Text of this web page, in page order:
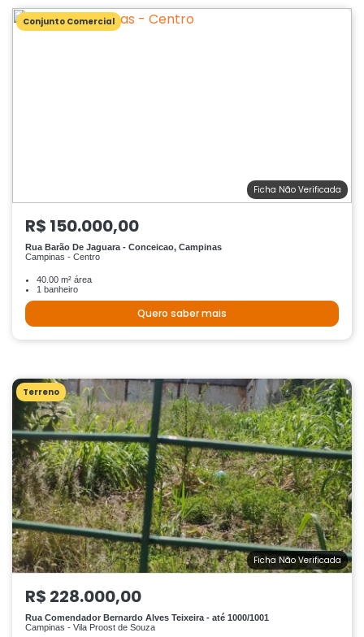
Conjunto Comercial
Ficha Não Verificada
R$ 150.000,00
Rua Barão De Jaguara - Conceicao, Campinas
Campinas - Centro
40.00 m² área
1 banheiro
Quero saber mais
Terreno
Ficha Não Verificada
R$ 228.000,00
Rua Comendador Bernardo Alves Teixeira - até 1000/1001
Campinas - Vila Proost de Souza